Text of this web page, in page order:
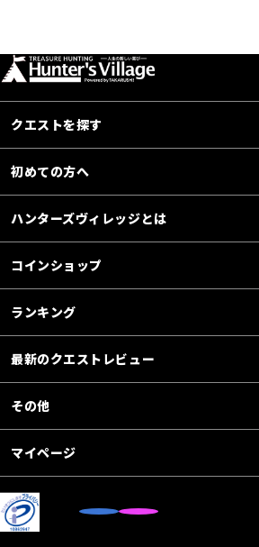
クエストを探す
初めての方へ
ハンターズヴィレッジとは
コインショップ
ランキング
最新のクエストレビュー
その他
マイページ